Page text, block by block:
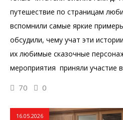
путешествие по страницам
вспомнили самые яркие
обсудили, чему учат эти
их любимые сказочные
мероприятия приняли участие
70 0
16.05.2026